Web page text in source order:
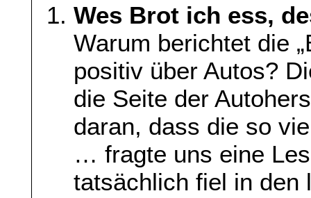
Wes Brot ich ess,
Warum berichtet die
positiv über Autos?
die Seite der
daran, dass die so
… fragte uns eine
tatsächlich fiel in den